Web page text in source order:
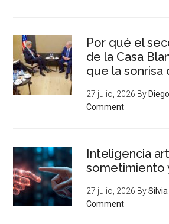
Por qué el
de la Casa
que la sonrisa
27 julio, 2026 By
Comment
Inteligencia
sometimiento
27 julio, 2026 By
Comment